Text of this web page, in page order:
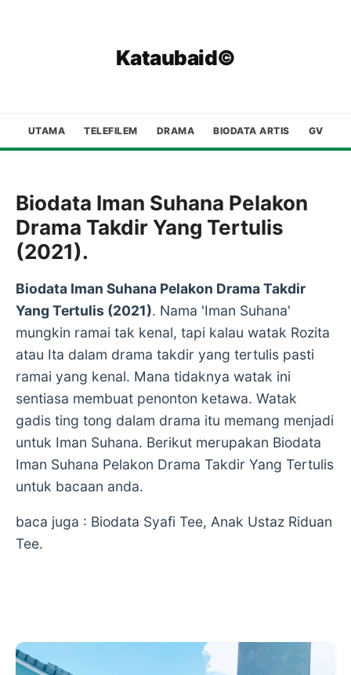
Kataubaid©
UTAMA TELEFILEM DRAMA BIODATA ARTIS GV
Biodata Iman Suhana Pelakon
Drama Takdir Yang Tertulis
(2021).
Biodata Iman Suhana Pelakon Drama Takdir
Yang Tertulis (2021). Nama 'Iman Suhana'
mungkin ramai tak kenal, tapi kalau watak Rozita
atau Ita dalam drama takdir yang tertulis pasti
ramai yang kenal. Mana tidaknya watak ini
sentiasa membuat penonton ketawa. Watak
gadis ting tong dalam drama itu memang menjadi
untuk Iman Suhana. Berikut merupakan Biodata
Iman Suhana Pelakon Drama Takdir Yang Tertulis
untuk bacaan anda.
baca juga : Biodata Syafi Tee, Anak Ustaz Riduan
Tee.